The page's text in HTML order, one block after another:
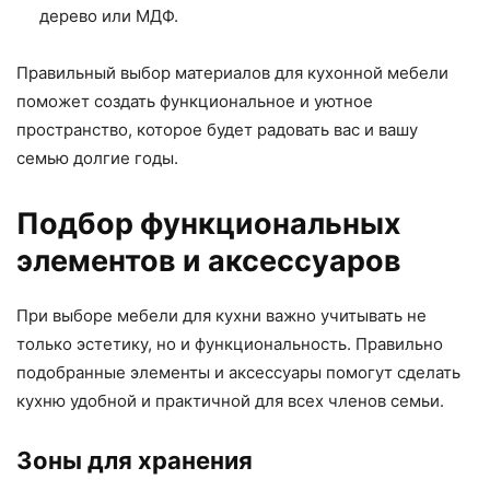
дерево или МДФ.
Правильный выбор материалов для кухонной мебели
поможет создать функциональное и уютное
пространство, которое будет радовать вас и вашу
семью долгие годы.
Подбор функциональных
элементов и аксессуаров
При выборе мебели для кухни важно учитывать не
только эстетику, но и функциональность. Правильно
подобранные элементы и аксессуары помогут сделать
кухню удобной и практичной для всех членов семьи.
Зоны для хранения